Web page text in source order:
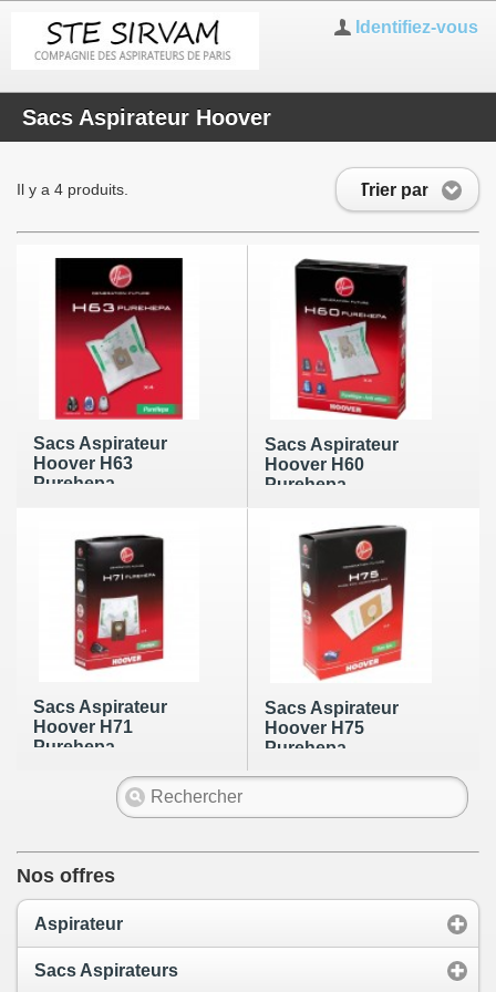
Identifiez-vous
Sacs Aspirateur Hoover
Trier par
Il y a 4 produits.
Sacs Aspirateur
Hoover H63
Purehepa
Sacs Aspirateur
Hoover H60
Purehepa
Sacs Aspirateur
Hoover H71
Purehepa
Sacs Aspirateur
Hoover H75
Purehepa
Nos offres
Aspirateur
Sacs Aspirateurs